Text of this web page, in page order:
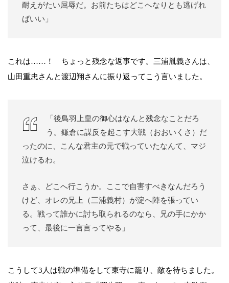
耐えがたい屈辱だ。お前たちはどこへなりとも逃げれ
ばいい」
これは……！ ちょっと残念な返事です。三浦胤義さんは、
山田重忠さんと渡辺翔さんに振り返ってこう言いました。
「後鳥羽上皇の御心はなんと残念なことだろ
う。鎌倉に謀反を起こす大戦（おおいくさ）だ
ったのに、こんな君主の元で戦っていたなんて、マジ
泣けるわ。
さぁ、どこへ行こうか。ここで自害すべきなんだろう
けど、オレの兄上（三浦義村）が淀へ陣を張ってい
る。戦って誰かに討ち取られるのなら、兄の手にかか
って、最後に一言言ってやる」
こうして3人は戦の準備をして東寺に籠り、敵を待ちました。